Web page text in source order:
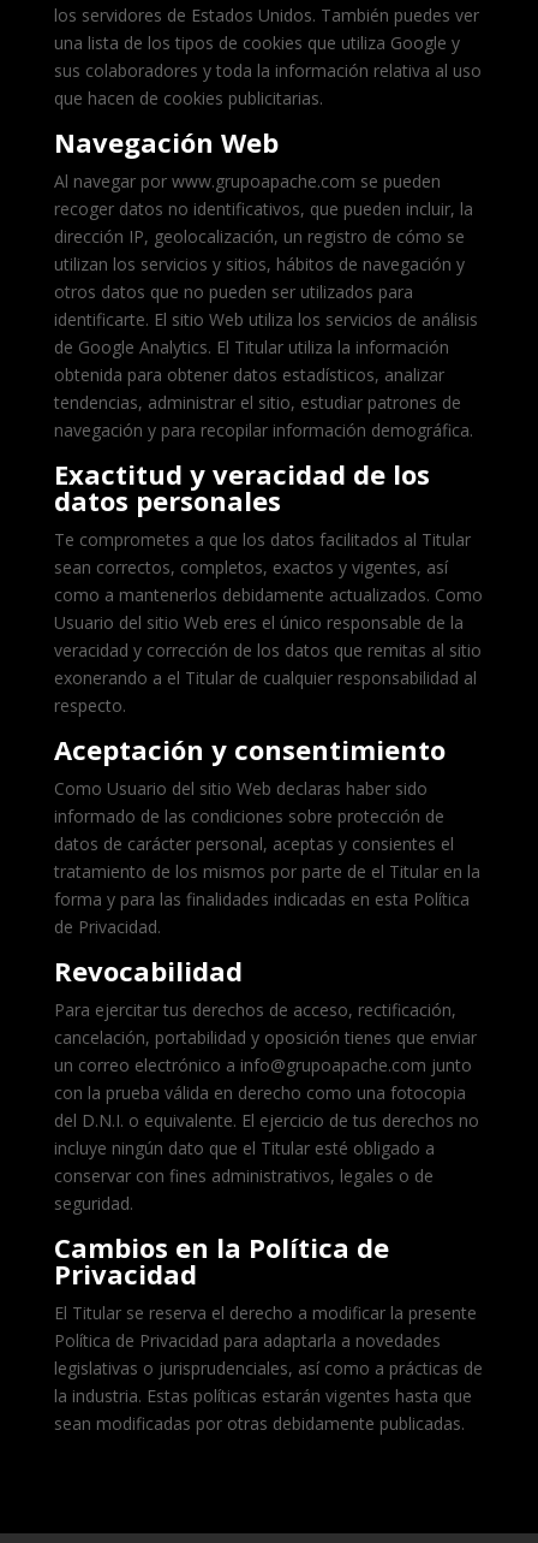
los servidores de Estados Unidos. También puedes ver
una lista de los tipos de cookies que utiliza Google y
sus colaboradores y toda la información relativa al uso
que hacen de cookies publicitarias.
Navegación Web
Al navegar por www.grupoapache.com se pueden
recoger datos no identificativos, que pueden incluir, la
dirección IP, geolocalización, un registro de cómo se
utilizan los servicios y sitios, hábitos de navegación y
otros datos que no pueden ser utilizados para
identificarte. El sitio Web utiliza los servicios de análisis
de Google Analytics. El Titular utiliza la información
obtenida para obtener datos estadísticos, analizar
tendencias, administrar el sitio, estudiar patrones de
navegación y para recopilar información demográfica.
Exactitud y veracidad de los
datos personales
Te comprometes a que los datos facilitados al Titular
sean correctos, completos, exactos y vigentes, así
como a mantenerlos debidamente actualizados. Como
Usuario del sitio Web eres el único responsable de la
veracidad y corrección de los datos que remitas al sitio
exonerando a el Titular de cualquier responsabilidad al
respecto.
Aceptación y consentimiento
Como Usuario del sitio Web declaras haber sido
informado de las condiciones sobre protección de
datos de carácter personal, aceptas y consientes el
tratamiento de los mismos por parte de el Titular en la
forma y para las finalidades indicadas en esta Política
de Privacidad.
Revocabilidad
Para ejercitar tus derechos de acceso, rectificación,
cancelación, portabilidad y oposición tienes que enviar
un correo electrónico a info@grupoapache.com junto
con la prueba válida en derecho como una fotocopia
del D.N.I. o equivalente. El ejercicio de tus derechos no
incluye ningún dato que el Titular esté obligado a
conservar con fines administrativos, legales o de
seguridad.
Cambios en la Política de
Privacidad
El Titular se reserva el derecho a modificar la presente
Política de Privacidad para adaptarla a novedades
legislativas o jurisprudenciales, así como a prácticas de
la industria. Estas políticas estarán vigentes hasta que
sean modificadas por otras debidamente publicadas.